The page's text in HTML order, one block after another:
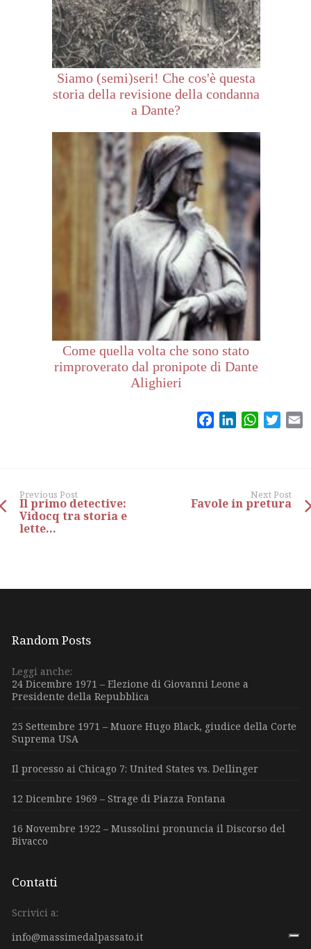
Siamo (semi)seri! Che cos'è questa
storia della revisione della condanna
a Dante?
Come quella volta che sono stato
rimproverato dal pronipote di Dante
Alighieri
FacebookLinkedIn
Previous Post
Il primo detective:
Vidocq tra storia e
lette...
Next Post
Favole in pretura
Random Posts
Leggi anche:
24 Dicembre 1971 – Elezione di Giovanni Leone a
Presidente della Repubblica
25 Settembre 1971 – Muore Hugo Black, giudice della Corte
Suprema USA
Il processo ai Chicago 7: United States vs. Dellinger
12 Dicembre 1969 – Strage di Piazza Fontana
16 Novembre 1922 – Mussolini pronuncia il Discorso del
Bivacco
Contatti
Scrivici a:
info@massimedalpassato.it